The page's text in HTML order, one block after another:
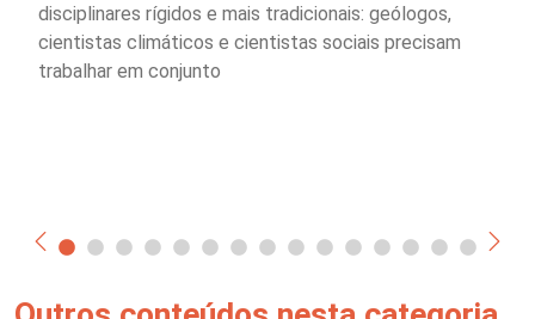
disciplinares rígidos e mais tradicionais: geólogos,
cientistas climáticos e cientistas sociais precisam
trabalhar em conjunto